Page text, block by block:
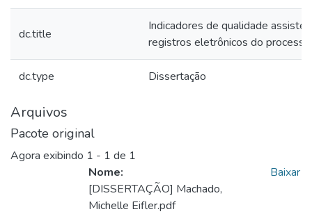
dc.title
Indicadores de qualidade
registros eletrônicos do
dc.type Dissertação
Arquivos
Pacote original
Agora exibindo 1 - 1 de 1
Nome:
[DISSERTAÇÃO] Machado,
Michelle Eifler.pdf
Baixar